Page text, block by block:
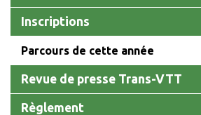
Inscriptions
Parcours de cette année
Revue de presse Trans-VTT
Règlement